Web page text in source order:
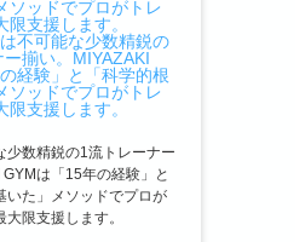
少数精鋭の1流トレーナー
は「15年の経験」と
いた」メソッドでプロが
大限支援します。